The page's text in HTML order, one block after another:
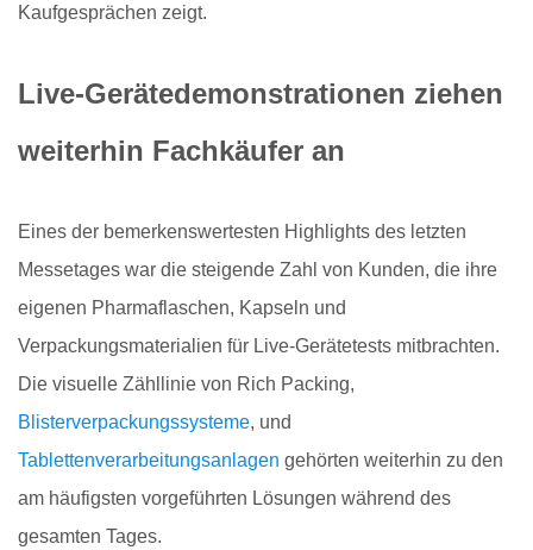
Kaufgesprächen zeigt.
Live-Gerätedemonstrationen ziehen
weiterhin Fachkäufer an
Eines der bemerkenswertesten Highlights des letzten
Messetages war die steigende Zahl von Kunden, die ihre
eigenen Pharmaflaschen, Kapseln und
Verpackungsmaterialien für Live-Gerätetests mitbrachten.
Die visuelle Zähllinie von Rich Packing,
Blisterverpackungssysteme, und
Tablettenverarbeitungsanlagen gehörten weiterhin zu den
am häufigsten vorgeführten Lösungen während des
gesamten Tages.